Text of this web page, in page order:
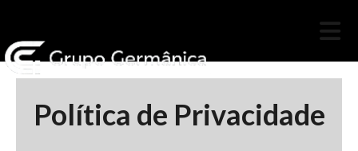
Política de Privacidade